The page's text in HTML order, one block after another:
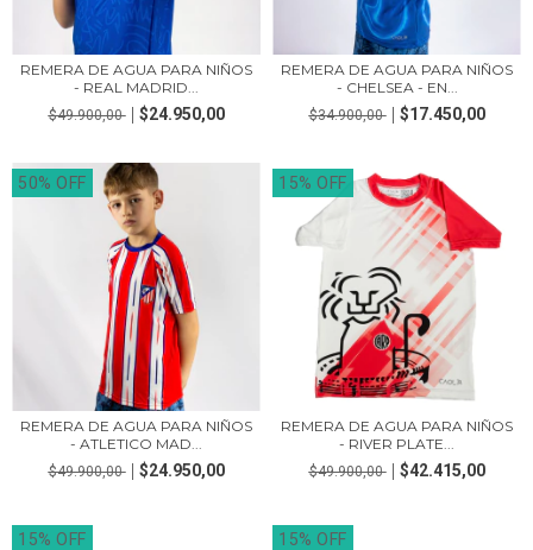
REMERA DE AGUA PARA NIÑOS
- REAL MADRID...
$49.900,00 $24.950,00
REMERA DE AGUA PARA NIÑOS
- CHELSEA - EN...
$34.900,00 $17.450,00
50% OFF
REMERA DE AGUA PARA NIÑOS
- ATLETICO MAD...
$49.900,00 $24.950,00
15% OFF
REMERA DE AGUA PARA NIÑOS
- RIVER PLATE...
$49.900,00 $42.415,00
15% OFF 15% OFF